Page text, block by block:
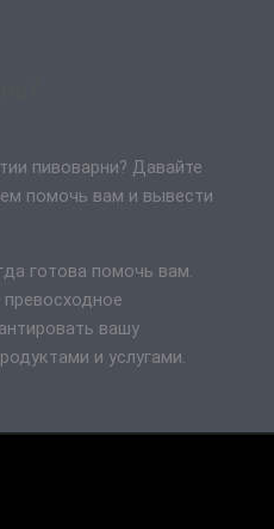
пивоварни? Давайте
помочь вам и вывести
готова помочь вам.
вашу
и услугами.